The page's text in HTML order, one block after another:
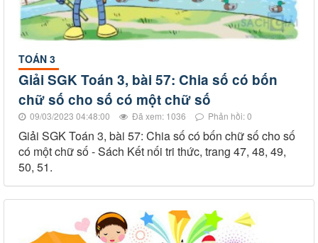
TOÁN 3
Giải SGK Toán 3, bài 57: Chia số có bốn
chữ số cho số có một chữ số
09/03/2023 04:48:00 Đã xem: 1036 Phản hồi: 0
Giải SGK Toán 3, bài 57: Chia số có bốn chữ số cho số
có một chữ số - Sách Kết nối tri thức, trang 47, 48, 49,
50, 51.